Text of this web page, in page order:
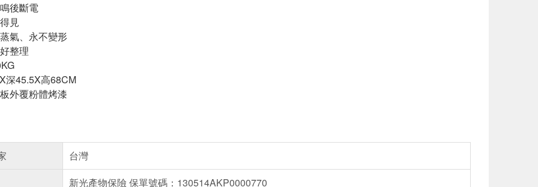
後斷電
見
氣、永不變形
整理
深45.5X高68CM
外覆粉體烤漆
台灣
新光產物保險 保單號碼：130514AKP0000770